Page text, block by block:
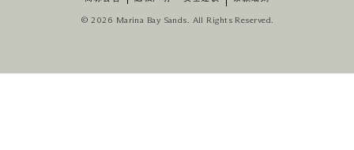
© 2026 Marina Bay Sands. All Rights Reserved.